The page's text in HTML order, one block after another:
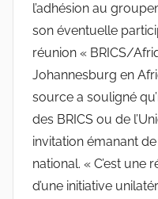
l’adhésion au
son éventuelle
réunion « BRICS/
Johannesburg en
source a souligné
des BRICS ou de
invitation émanant
national. « C’est une
d’une initiative